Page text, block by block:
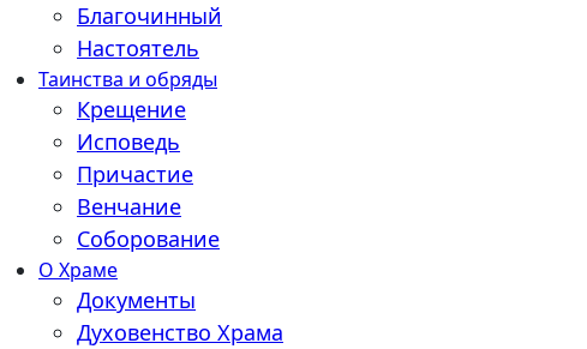
Благочинный
Настоятель
Таинства и обряды
Крещение
Исповедь
Причастие
Венчание
Соборование
О Храме
Документы
Духовенство Храма